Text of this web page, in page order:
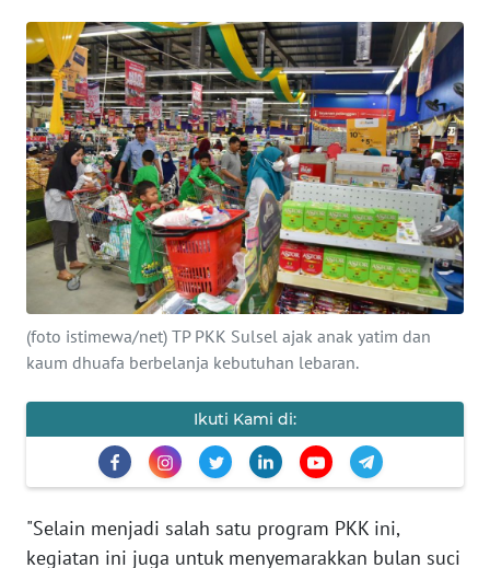
(foto istimewa/net) TP PKK Sulsel ajak anak yatim dan
kaum dhuafa berbelanja kebutuhan lebaran.
Ikuti Kami di:
"Selain menjadi salah satu program PKK ini,
kegiatan ini juga untuk menyemarakkan bulan suci
OPINI
Informasi
INDEKS
BERITA
KONTAK
KAMI
INFO
IKLAN
TENTANG
SIBER